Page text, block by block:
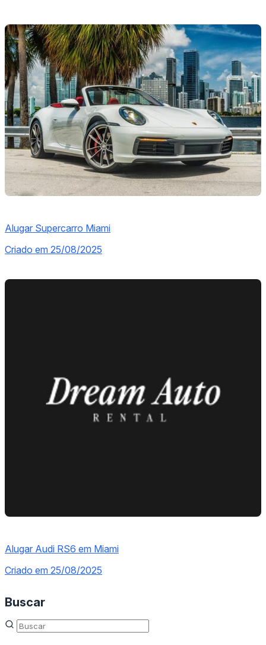
Alugar Supercarro Miami
Criado em 25/08/2025
Alugar Audi RS6 em Miami
Criado em 25/08/2025
Buscar